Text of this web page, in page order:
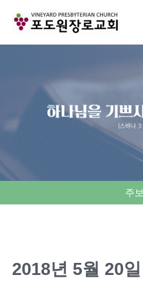
주보
2018년 5월 20일